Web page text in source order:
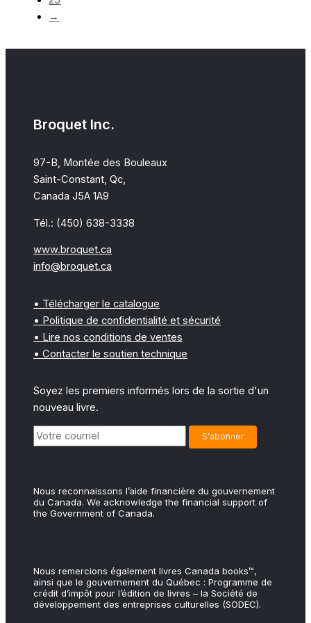
→
Broquet Inc.
97-B, Montée des Bouleaux
Saint-Constant, Qc,
Canada J5A 1A9
Tél.: (450) 638-3338
www.broquet.ca
info@broquet.ca
• Télécharger le catalogue
• Politique de confidentialité et sécurité
• Lire nos conditions de ventes
• Contacter le soutien technique
Soyez les premiers informés lors de la sortie d'un
nouveau livre.
Nous reconnaissons l’aide financière du gouvernement
du Canada. We acknowledge the financial support of
the Government of Canada.
Nous remercions également livres Canada books™,
ainsi que le gouvernement du Québec : Programme de
crédit d’impôt pour l’édition de livres – la Société de
développement des entreprises culturelles (SODEC).